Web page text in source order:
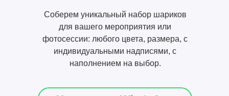
Соберем уникальный набор шариков
для вашего мероприятия или
фотосессии: любого цвета, размера, с
индивидуальными надписями, с
наполнением на выбор.